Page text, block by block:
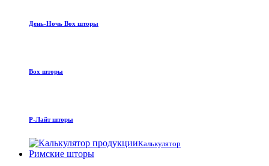
День-Ночь Box шторы
Box шторы
Р-Лайт шторы
Калькулятор
Римские шторы